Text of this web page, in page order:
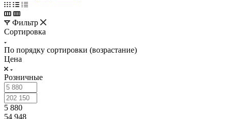
Фильтр
Сортировка
По порядку сортировки (возрастание)
Цена
Розничные
5 880
54 948